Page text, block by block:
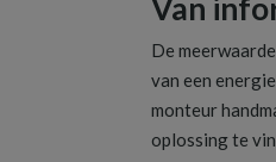
Van
De
van een
monteur
oplossing te